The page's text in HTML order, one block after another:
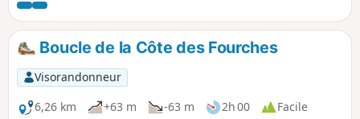
Boucle de la Côte des Fourches
Visorandonneur
6,26 km
+63 m -63 m 2h 00
Facile